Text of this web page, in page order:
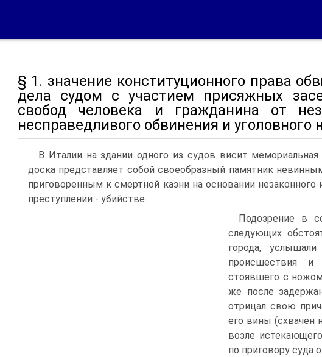
§ 1. значение конституционного права
дела судом с участием присяжных
свобод человека и гражданина от
несправедливого обвинения и уголовного
В Италии на здании одного из судов висит
доска представляет собой своеобразный памятник
приговоренным к смертной казни на основании
преступлении - убийстве.
Подозрение в
следующих
города,
происшествия и
стоявшего с
же после
отрицал свою
его вины (схвачен
возле
по приговору суда